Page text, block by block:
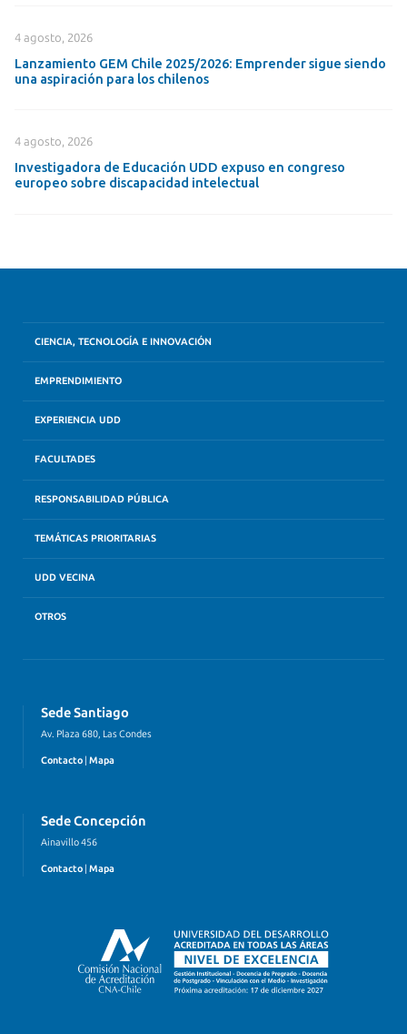
4 agosto, 2026
Lanzamiento GEM Chile 2025/2026: Emprender sigue siendo
una aspiración para los chilenos
4 agosto, 2026
Investigadora de Educación UDD expuso en congreso
europeo sobre discapacidad intelectual
CIENCIA, TECNOLOGÍA E INNOVACIÓN
EMPRENDIMIENTO
EXPERIENCIA UDD
FACULTADES
RESPONSABILIDAD PÚBLICA
TEMÁTICAS PRIORITARIAS
UDD VECINA
OTROS
Sede Santiago
Av. Plaza 680, Las Condes
Contacto Mapa
Sede Concepción
Ainavillo 456
Contacto | Mapa